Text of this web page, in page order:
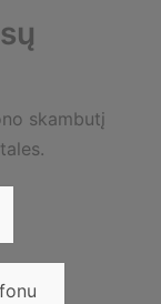
skambutį